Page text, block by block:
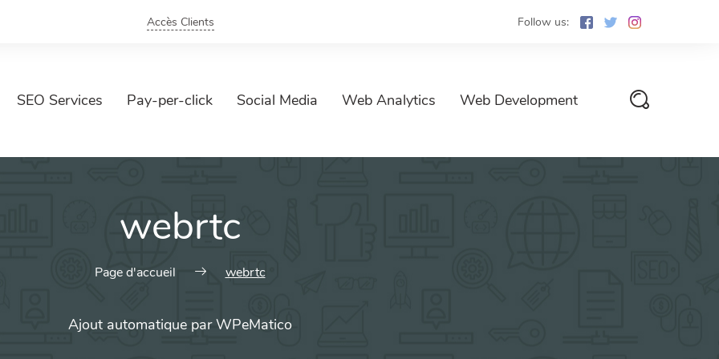
Accès Clients Follow us:
SEO Services Pay-per-click Social Media Web Analytics Web Development
webrtc
Page d'accueil webrtc
Ajout automatique par WPeMatico